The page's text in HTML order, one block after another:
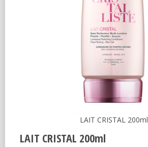
LAIT CRISTAL 200ml
LAIT CRISTAL 200ml